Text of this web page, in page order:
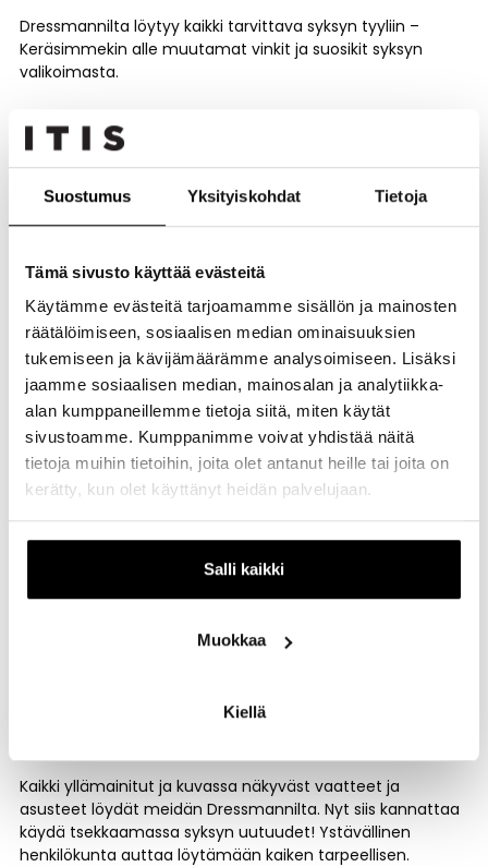
Suostumus Yksityiskohdat Tietoja
Tämä sivusto käyttää evästeitä
Käytämme evästeitä tarjoamamme sisällön ja mainosten
räätälöimiseen, sosiaalisen median ominaisuuksien
tukemiseen ja kävijämäärämme analysoimiseen. Lisäksi
jaamme sosiaalisen median, mainosalan ja analytiikka-
alan kumppaneillemme tietoja siitä, miten käytät
sivustoamme. Kumppanimme voivat yhdistää näitä
tietoja muihin tietoihin, joita olet antanut heille tai joita on
kerätty, kun olet käyttänyt heidän palvelujaan.
Salli kaikki
Muokkaa
Kiellä
Dressmannilta löytyy kaikki tarvittava syksyn tyyliin –
Keräsimmekin alle muutamat vinkit ja suosikit syksyn
valikoimasta.
Housut:Klassiset chinot ovat monikäyttöiset ja tyylikäs
valinta. Chinot sopivat niin rentoon kuin siistiinkin lookiin.
Supima-puuvillaneule on mukava ja pehmeä,
mutta samalla tyylikäs vaihtoehto viileämmille syyspäiville.
Flanellibleiseri on täydellinen valinta syksyyn! Takki
Ruskea nahkavyö on klassinen ja ajaton asuste, joka
viimeistelee asukokonaisuuden. Se tuo hienovaraista
Kaikki yllämainitut ja kuvassa näkyväst vaatteet ja
asusteet löydät meidän Dressmannilta. Nyt siis kannattaa
käydä tsekkaamassa syksyn uutuudet! Ystävällinen
henkilökunta auttaa löytämään kaiken tarpeellisen.